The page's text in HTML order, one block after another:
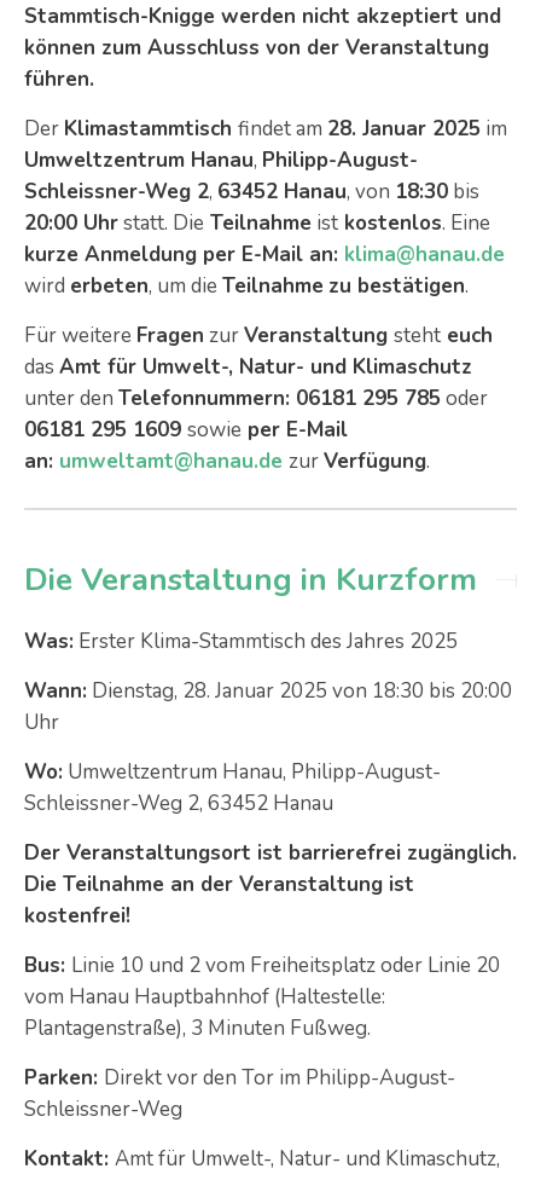
Stammtisch-Knigge werden nicht akzeptiert und
können zum Ausschluss von der Veranstaltung
führen.
Der Klimastammtisch findet am 28. Januar 2025 im
Umweltzentrum Hanau, Philipp-August-
Schleissner-Weg 2, 63452 Hanau, von 18:30 bis
20:00 Uhrstatt. Die Teilnahme ist kostenlos. Eine
kurze Anmeldung per E-Mail an: klima@hanau.de
wird erbeten, um die Teilnahme zu bestätigen.
Für weitere Fragen zurVeranstaltung steht euch
das Amt für Umwelt-, Natur- und Klimaschutz
unter den Telefonnummern: 06181 295 785 oder
06181 295 1609 sowie per E-Mail
an: umweltamt@hanau.de zurVerfügung.
Die Veranstaltung in Kurzform
Was: Erster Klima-Stammtisch des Jahres 2025
Wann: Dienstag, 28. Januar 2025 von 18:30 bis 20:00
Uhr
Wo: Umweltzentrum Hanau, Philipp-August-
Schleissner-Weg 2, 63452 Hanau
Der Veranstaltungsort ist barrierefrei zugänglich.
Die Teilnahme an der Veranstaltung ist
kostenfrei!
Bus: Linie 10 und 2 vom Freiheitsplatz oder Linie 20
vom Hanau Hauptbahnhof (Haltestelle:
Plantagenstraße), 3 Minuten Fußweg.
Parken: Direkt vor den Tor im Philipp-August-
Schleissner-Weg
Kontakt: Amt für Umwelt-, Natur- und Klimaschutz,